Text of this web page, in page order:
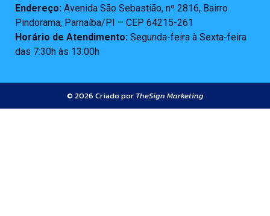
Endereço: Avenida São Sebastião, nº 2816, Bairro
Pindorama, Parnaíba/PI – CEP 64215-261
Horário de Atendimento: Segunda-feira à Sexta-feira
das 7:30h às 13:00h
© 2026 Criado por TheSign Marketing